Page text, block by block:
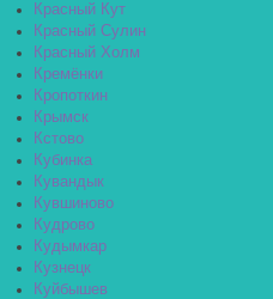
Красный Кут
Красный Сулин
Красный Холм
Кремёнки
Кропоткин
Крымск
Кстово
Кубинка
Кувандык
Кувшиново
Кудрово
Кудымкар
Кузнецк
Куйбышев